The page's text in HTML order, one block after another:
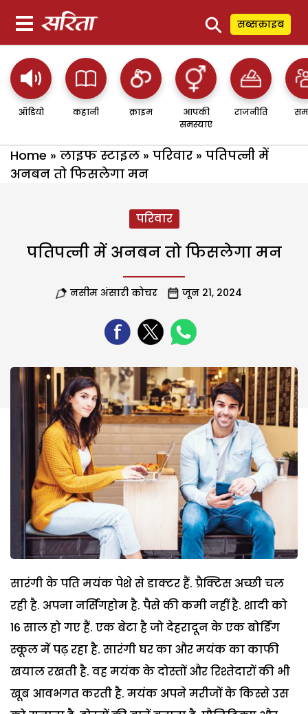
⚲ सब्सक्राइब
ऑडियो कहानी क्राइम
आपकी
समस्याएं
राजनीति
Home » लाइफ स्टाइल » परिवार » पतिपत्नी में
अनबन तो फिसलेगा मन
परिवार
पतिपत्नी में अनबन तो फिसलेगा मन
नसीम अंसारी कोचर जून 21, 2024
सारंगी के पति मयंक पेशे से डाक्टर हैं. प्रैक्टिस अच्छी चल
रही है. अपना नर्सिंगहोम है. पैसे की कमी नहीं है. शादी को
16 साल हो गए हैं. एक बेटा है जो देहरादून के एक बोर्डिंग
स्कूल में पढ़ रहा है. सारंगी घर का और मयंक का काफी
खयाल रखती है. वह मयंक के दोस्तों और रिश्तेदारों की भी
खूब आवभगत करती है. मयंक अपने मरीजों के किस्से उस